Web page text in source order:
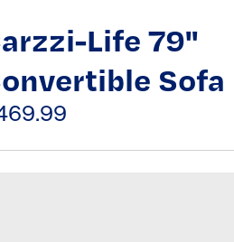
Life 79"
Sofa
Pillows,
Sleeper